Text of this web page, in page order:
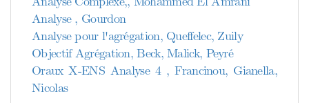
Analyse , Gourdon
Analyse pour l'agrégation, Queffelec, Zuily
Objectif Agrégation, Beck, Malick, Peyré
Oraux X-ENS Analyse 4 , Francinou, Gianella,
Nicolas